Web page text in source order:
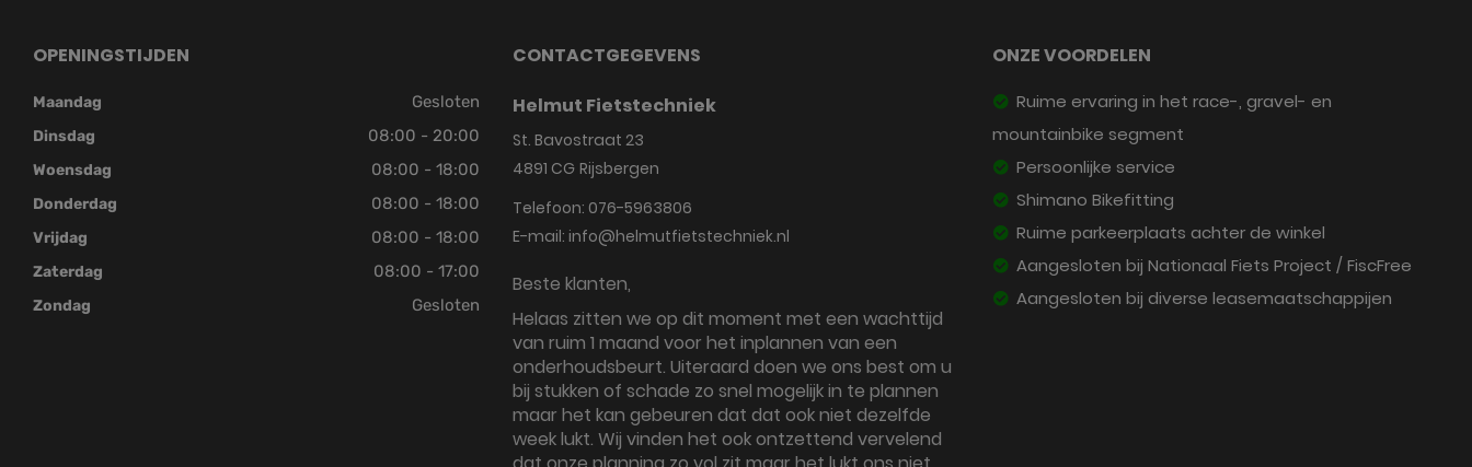
OPENINGSTIJDEN
Maandag Gesloten
Dinsdag 08:00 - 20:00
Woensdag 08:00 - 18:00
Donderdag 08:00 - 18:00
Vrijdag 08:00 - 18:00
Zaterdag 08:00 - 17:00
Zondag Gesloten
CONTACTGEGEVENS
Helmut Fietstechniek
St. Bavostraat 23
4891 CG Rijsbergen
Telefoon: 076-5963806
E-mail: info@helmutfietstechniek.nl
Beste klanten,
Helaas zitten we op dit moment met een wachttijd
van ruim 1 maand voor het inplannen van een
onderhoudsbeurt. Uiteraard doen we ons best om u
bij stukken of schade zo snel mogelijk in te plannen
maar het kan gebeuren dat dat ook niet dezelfde
week lukt. Wij vinden het ook ontzettend vervelend
ONZE VOORDELEN
Ruime ervaring in het race-, gravel- en
mountainbike segment
Persoonlijke service
Shimano Bikefitting
Ruime parkeerplaats achter de winkel
Aangesloten bij Nationaal Fiets Project / FiscFree
Aangesloten bij diverse leasemaatschappijen